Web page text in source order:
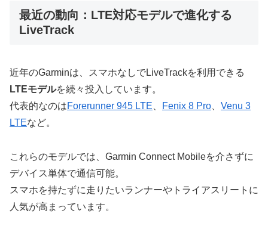
最近の動向：LTE対応モデルで進化する
LiveTrack
近年のGarminは、スマホなしでLiveTrackを利用できる
LTEモデルを続々投入しています。
代表的なのはForerunner 945 LTE Fenix 8 Pro
Venu 3
LTEなど。
これらのモデルでは、Garmin Connect Mobileを介さずに
デバイス単体で通信可能。
スマホを持たずに走りたいランナーやトライアスリートに
人気が高まっています。